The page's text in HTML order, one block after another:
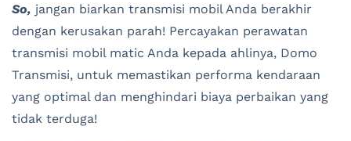
So, jangan biarkan transmisi mobil Anda berakhir
dengan kerusakan parah! Percayakan perawatan
transmisi mobil matic Anda kepada ahlinya, Domo
Transmisi, untuk memastikan performa kendaraan
yang optimal dan menghindari biaya perbaikan yang
tidak terduga!